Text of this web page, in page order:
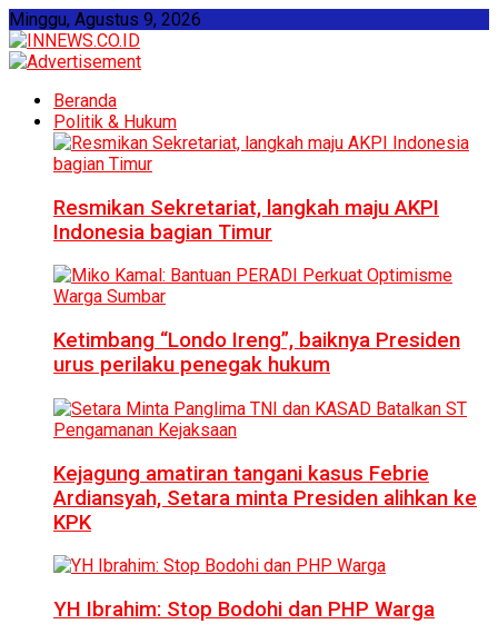
Minggu, Agustus 9, 2026
Beranda
Politik & Hukum
Resmikan Sekretariat, langkah maju AKPI
Indonesia bagian Timur
Ketimbang “Londo Ireng”, baiknya Presiden
urus perilaku penegak hukum
Kejagung amatiran tangani kasus Febrie
Ardiansyah, Setara minta Presiden alihkan ke
KPK
YH Ibrahim: Stop Bodohi dan PHP Warga